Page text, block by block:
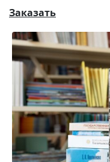
Заказать